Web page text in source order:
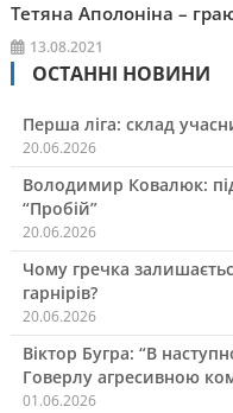
Тетяна Аполоніна –
13.08.2021
ОСТАННІ НОВИНИ
Перша ліга: склад
20.06.2026
Володимир Ковалюк:
“Пробій”
20.06.2026
Чому гречка
гарнірів?
20.06.2026
Віктор Бугра: “В
Говерлу агресивною
01.06.2026